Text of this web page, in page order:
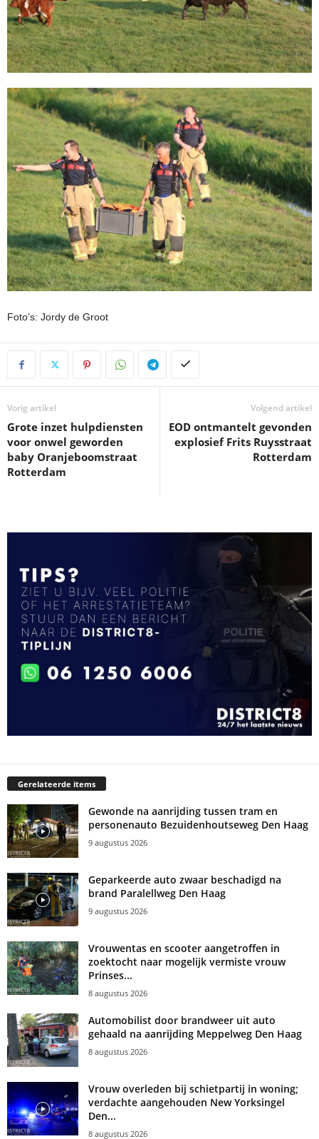
Foto’s: Jordy de Groot
Vorig artikel
Grote inzet hulpdiensten
voor onwel geworden
baby Oranjeboomstraat
Rotterdam
Volgend artikel
EOD ontmantelt gevonden
explosief Frits Ruysstraat
Rotterdam
Gerelateerde items
Gewonde na aanrijding tussen tram en
personenauto Bezuidenhoutseweg Den Haag
9 augustus 2026
Geparkeerde auto zwaar beschadigd na
brand Paralellweg Den Haag
9 augustus 2026
Vrouwentas en scooter aangetroffen in
zoektocht naar mogelijk vermiste vrouw
Prinses...
8 augustus 2026
Automobilist door brandweer uit auto
gehaald na aanrijding Meppelweg Den Haag
8 augustus 2026
Vrouw overleden bij schietpartij in woning;
verdachte aangehouden New Yorksingel
Den...
8 augustus 2026